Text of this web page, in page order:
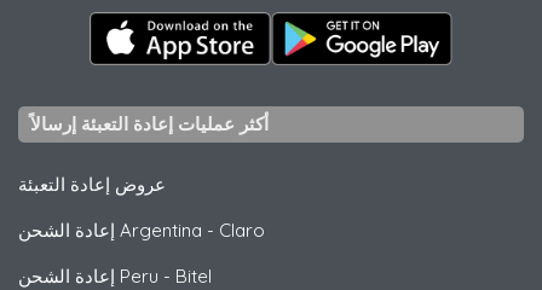
أكثر عمليات إعادة التعبئة إرسالاً
عروض إعادة التعبئة
إعادة الشحن Argentina - Claro
إعادة الشحن Peru - Bitel